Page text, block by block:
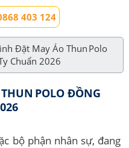
403 124
Đặt May Áo Thun Polo
Chuẩn 2026
POLO ĐỒNG
bộ phận nhân sự, đang